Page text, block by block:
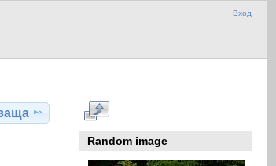
Вход
Random image